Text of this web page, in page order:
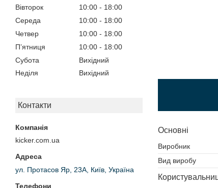
Вівторок
10:00
18:00
Середа
10:00
18:00
Четвер
10:00
18:00
Пʼятниця
10:00
18:00
Субота
Вихідний
Неділя
Вихідний
Контакти
kicker.com.ua
ул. Протасов Яр, 23А, Київ, Україна
Основні
Виробник
Вид виробу